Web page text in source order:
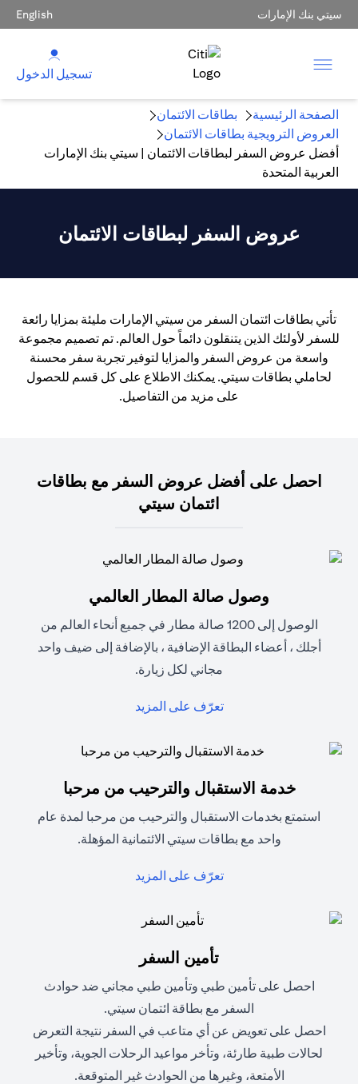
سيتي بنك الإمارات English
تسجيل الدخول
الصفحة الرئيسية
بطاقات الائتمان
العروض الترويجية بطاقات الائتمان
أفضل عروض السفر لبطاقات الائتمان | سيتي بنك الإمارات
العربية المتحدة
عروض السفر لبطاقات الائتمان
تأتي بطاقات ائتمان السفر من سيتي الإمارات مليئة بمزايا رائعة
للسفر لأولئك الذين يتنقلون دائماً حول العالم. تم تصميم مجموعة
واسعة من عروض السفر والمزايا لتوفير تجربة سفر محسنة
لحاملي بطاقات سيتي. يمكنك الاطلاع على كل قسم للحصول
على مزيد من التفاصيل.
احصل على أفضل عروض السفر مع بطاقات
ائتمان سيتي
وصول صالة المطار العالمي
الوصول إلى 1200 صالة مطار في جميع أنحاء العالم من
أجلك ، أعضاء البطاقة الإضافية ، بالإضافة إلى ضيف واحد
مجاني لكل زيارة.
تعرّف على المزيد
خدمة الاستقبال والترحيب من مرحبا
استمتع بخدمات الاستقبال والترحيب من مرحبا لمدة عام
واحد مع بطاقات سيتي الائتمانية المؤهلة.
تعرّف على المزيد
تأمين السفر
احصل على تأمين طبي وتأمين طبي مجاني ضد حوادث
السفر مع بطاقة ائتمان سيتي.
احصل على تعويض عن أي متاعب في السفر نتيجة التعرض
لحالات طبية طارئة، وتأخر مواعيد الرحلات الجوية، وتأخير
الأمتعة، وغيرها من الحوادث غير المتوقعة.